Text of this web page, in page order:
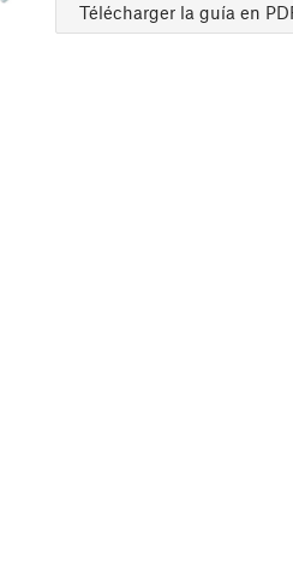
Télécharger la guía en